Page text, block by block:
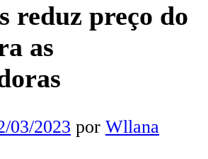
reduz preço do
as
03/2023 por Wllana